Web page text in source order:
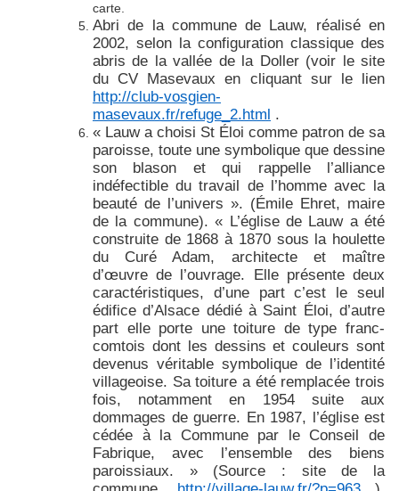
carte.
Abri de la commune de Lauw, réalisé en
2002, selon la configuration classique des
abris de la vallée de la Doller (voir le site
du CV Masevaux en cliquant sur le lien
http://club-vosgien-
masevaux.fr/refuge_2.html .
« Lauw a choisi St Éloi comme patron de sa
paroisse, toute une symbolique que dessine
son blason et qui rappelle l’alliance
indéfectible du travail de l’homme avec la
beauté de l’univers ». (Émile Ehret, maire
de la commune). « L’église de Lauw a été
construite de 1868 à 1870 sous la houlette
du Curé Adam, architecte et maître
d’œuvre de l’ouvrage. Elle présente deux
caractéristiques, d’une part c’est le seul
édifice d’Alsace dédié à Saint Éloi, d’autre
part elle porte une toiture de type franc-
comtois dont les dessins et couleurs sont
devenus véritable symbolique de l’identité
villageoise. Sa toiture a été remplacée trois
fois, notamment en 1954 suite aux
dommages de guerre. En 1987, l’église est
cédée à la Commune par le Conseil de
Fabrique, avec l’ensemble des biens
paroissiaux. » (Source : site de la